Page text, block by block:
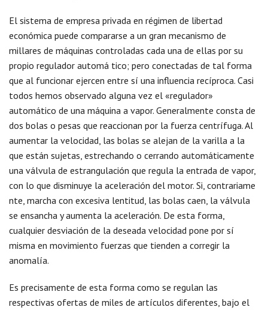
El sistema de empresa privada en régimen de libertad
económica puede compararse a un gran mecanismo de
millares de máquinas controladas cada una de ellas por su
propio regulador automá tico; pero conectadas de tal forma
que al funcionar ejercen entre sí una influencia recíproca. Casi
todos hemos observado alguna vez el «regulador»
automático de una máquina a vapor. Generalmente consta de
dos bolas o pesas que reaccionan por la fuerza centrífuga. Al
aumentar la velocidad, las bolas se alejan de la varilla a la
que están sujetas, estrechando o cerrando automáticamente
una válvula de estrangulación que regula la entrada de vapor,
con lo que disminuye la aceleración del motor. Si, contrariame
nte, marcha con excesiva lentitud, las bolas caen, la válvula
se ensancha y aumenta la aceleración. De esta forma,
cualquier desviación de la deseada velocidad pone por sí
misma en movimiento fuerzas que tienden a corregir la
anomalía.
Es precisamente de esta forma como se regulan las
respectivas ofertas de miles de artículos diferentes, bajo el